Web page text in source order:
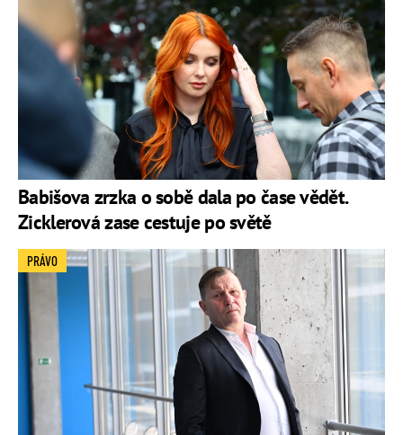
Babišova zrzka o sobě dala po čase vědět.
Zicklerová zase cestuje po světě
PRÁVO